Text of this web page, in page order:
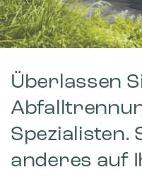
Überlassen
Spezialisten.
anderes auf